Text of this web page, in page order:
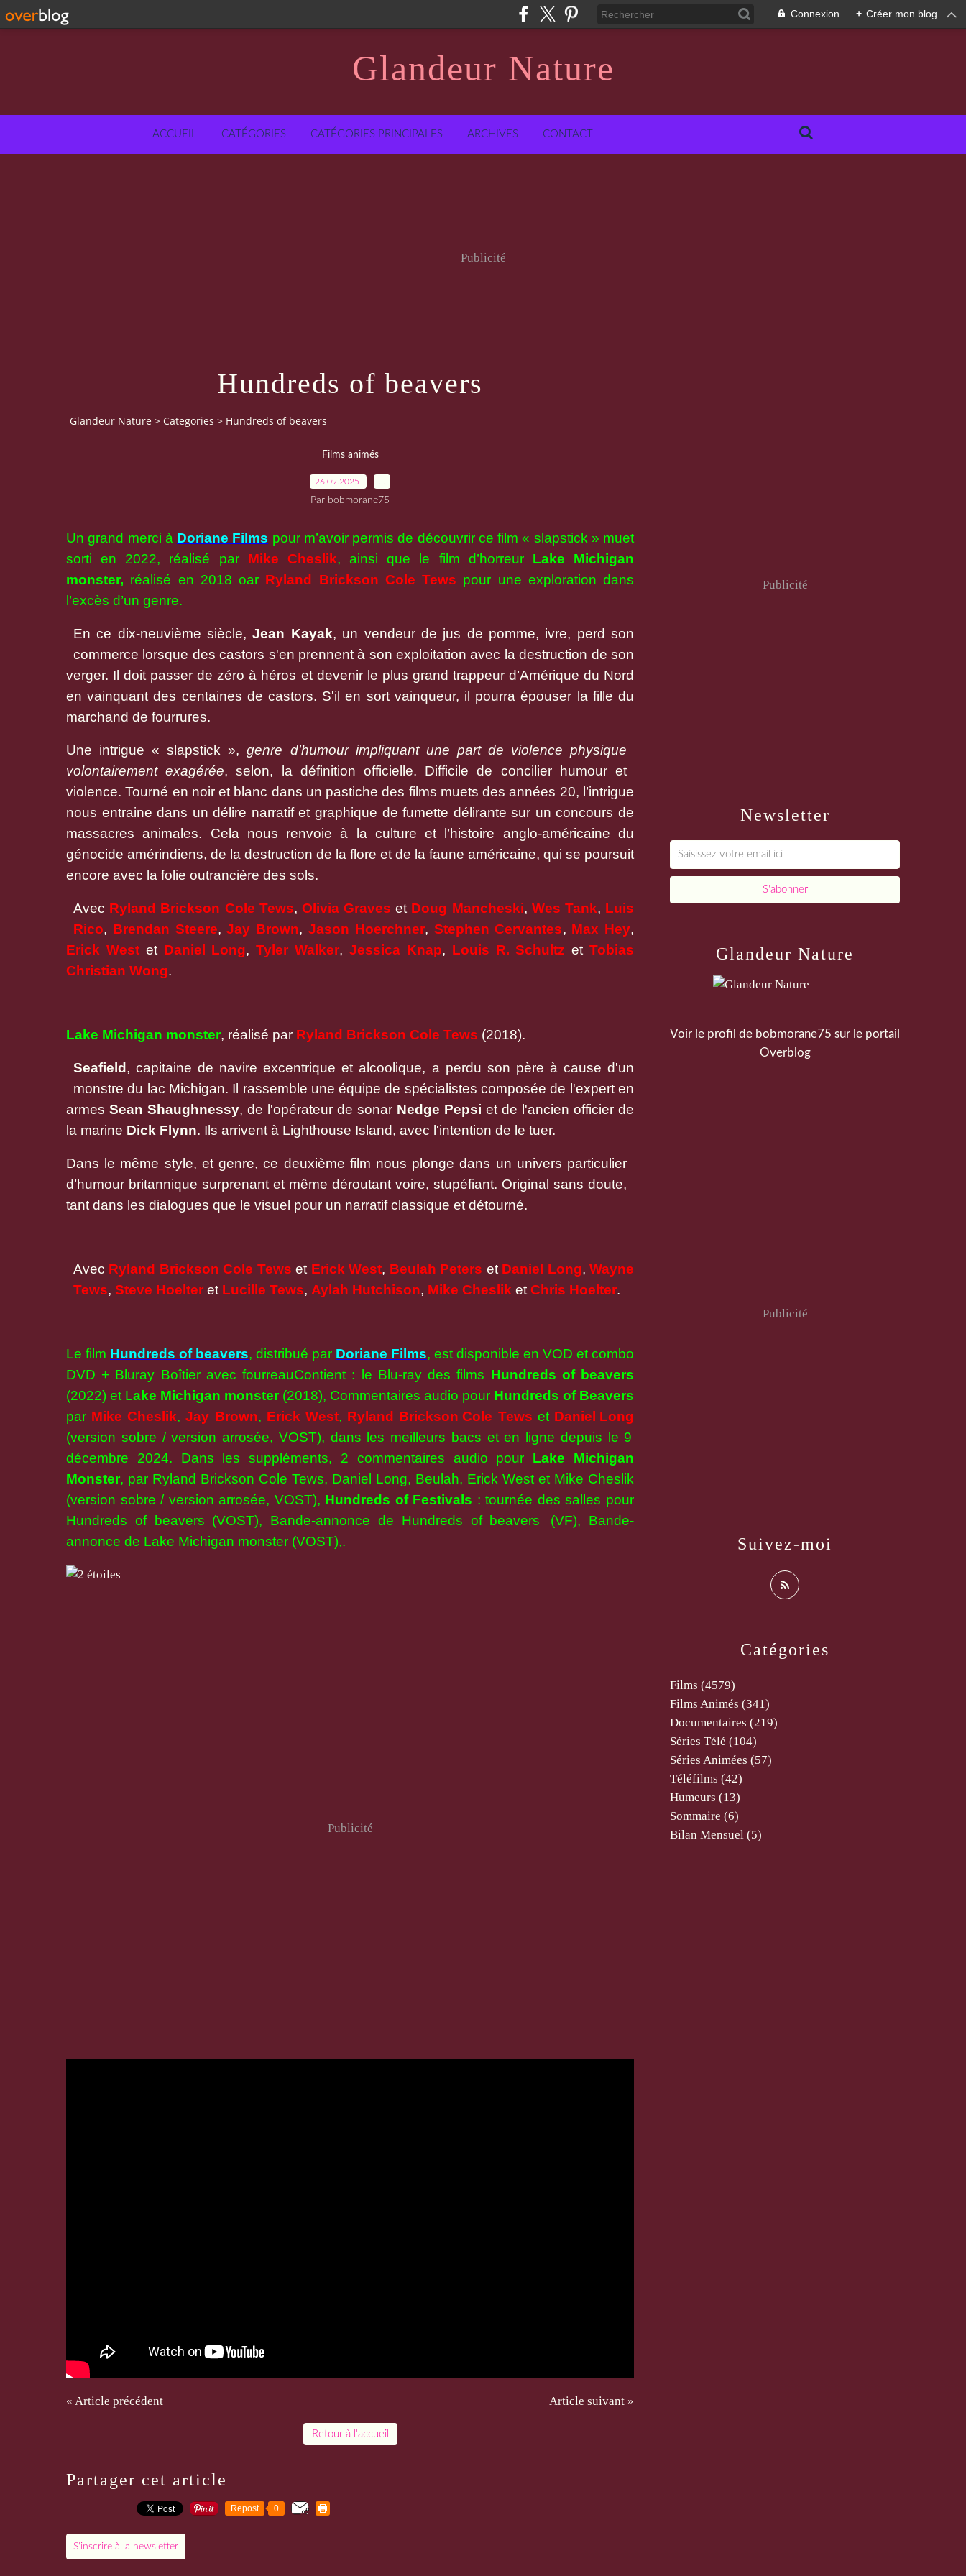
Connexion + Créer mon blog
Glandeur Nature
ACCUEIL CATÉGORIES CATÉGORIES PRINCIPALES ARCHIVES CONTACT
Publicité
Hundreds of beavers
Glandeur Nature > Categories > Hundreds of beavers
Films animés
26.09.2025
Par bobmorane75
Un grand merci à Doriane Films pour m’avoir permis de découvrir ce film « slapstick » muet
sorti en 2022, réalisé par Mike Cheslik, ainsi que le film d’horreur Lake Michigan
monster, réalisé en 2018 oar Ryland Brickson Cole Tews pour une exploration dans
l’excès d’un genre.
En ce dix-neuvième siècle,Jean Kayak, un vendeur de jus de pomme, ivre, perd son
commerce lorsque des castors s'en prennent à son exploitation avec la destruction de son
verger. Il doit passer de zéro à héros et devenir le plus grand trappeur d’Amérique du Nord
en vainquant des centaines de castors. S'il en sort vainqueur, il pourra épouser la fille du
marchand de fourrures.
Une intrigue « slapstick »,genre d'humour impliquant une part de violence physique
volontairement exagérée, selon, la définition officielle. Difficile de concilier humour et
violence. Tourné en noir et blanc dans un pastiche des films muets des années 20, l’intrigue
nous entraine dans un délire narratif et graphique de fumette délirante sur un concours de
massacres animales. Cela nous renvoie à la culture et l’histoire anglo-américaine du
génocide amérindiens, de la destruction de la flore et de la faune américaine, qui se poursuit
encore avec la folie outrancière des sols.
Avec Ryland Brickson Cole Tews, Olivia Graves et Doug Mancheski, Wes Tank, Luis
Rico, Brendan Steere,Jay Brown,Jason Hoerchner, Stephen Cervantes, Max Hey,
Erick Westet Daniel Long,Tyler Walker, Jessica Knap, Louis R. Schultz etTobias
Christian Wong.
Lake Michigan monster, réalisé par Ryland Brickson Cole Tews (2018).
Seafield, capitaine de navire excentrique et alcoolique, a perdu son père à cause d'un
monstre du lac Michigan. Il rassemble une équipe de spécialistes composée de l'expert en
armes Sean Shaughnessy, de l'opérateur de sonar Nedge Pepsi et de l'ancien officier de
la marine Dick Flynn. Ils arrivent à Lighthouse Island, avec l'intention de le tuer.
Dans le même style, et genre, ce deuxième film nous plonge dans un univers particulier
d’humour britannique surprenant et même déroutant voire, stupéfiant. Original sans doute,
tant dans les dialogues que le visuel pour un narratif classique et détourné.
Avec Ryland Brickson Cole Tews et Erick West, Beulah Peters et Daniel Long,Wayne
Tews, Steve Hoelter et Lucille Tews, Aylah Hutchison, Mike Cheslik et Chris Hoelter.
Le film Hundreds of beavers, distribué par Doriane Films, est disponible en VOD et combo
DVD + Bluray Boîtier avec fourreauContient : le Blu-ray des films Hundreds of beavers
(2022) et Lake Michigan monster(2018), Commentaires audio pour Hundreds of Beavers
par Mike Cheslik,Jay Brown, Erick West, Ryland Brickson Cole Tews et Daniel Long
(version sobre / version arrosée, VOST), dans les meilleurs bacs et en ligne depuis le 9
décembre 2024. Dans les suppléments, 2 commentaires audio pour Lake Michigan
Monster, par Ryland Brickson Cole Tews, Daniel Long, Beulah, Erick West et Mike Cheslik
(version sobre / version arrosée, VOST), Hundreds of Festivals : tournée des salles pour
Hundreds of beavers (VOST), Bande-annonce de Hundreds of beavers (VF), Bande-
annonce de Lake Michigan monster (VOST),.
Publicité
« Article précédent Article suivant »
Retour à l'accueil
Partager cet article
Repost 0
S'inscrire à la newsletter
Newsletter
Publicité
Catégories
Films (4579)
Films Animés (341)
Documentaires (219)
Séries Télé (104)
Séries Animées (57)
Téléfilms (42)
Humeurs (13)
Sommaire (6)
Bilan Mensuel (5)
Glandeur Nature
Voir le profil de bobmorane75 sur le portail
Overblog
Suivez-moi
Publicité